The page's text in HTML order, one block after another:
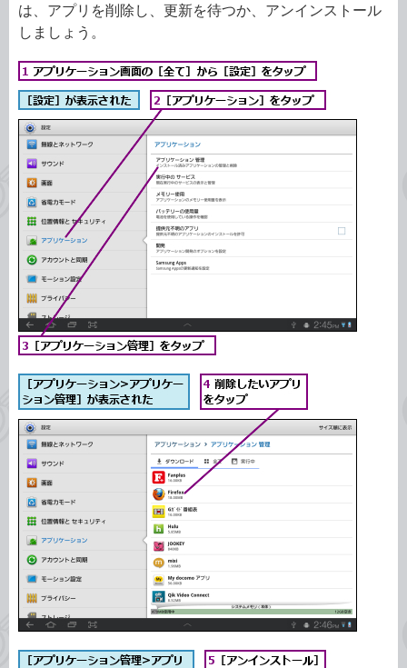
は、アプリを削除し、更新を待つか、アンインストール
しましょう。